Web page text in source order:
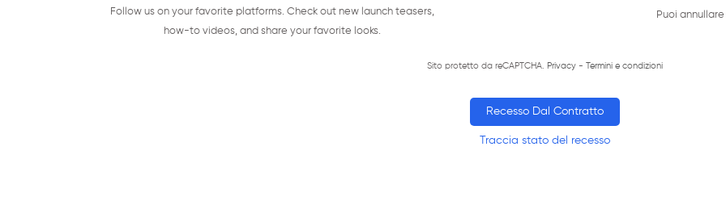
Follow us on your favorite platforms. Check out new launch teasers,
how-to videos, and share your favorite looks.
Puoi
Sito protetto da reCAPTCHA. Privacy- Termini e condizioni
Recesso Dal Contratto
Traccia stato del recesso